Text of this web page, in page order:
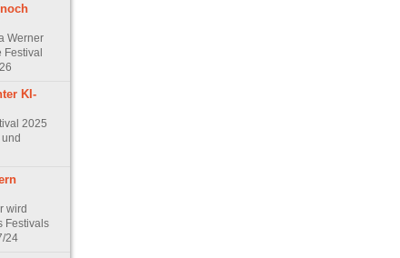
Werner
Festival
KI-
2025
wird
Festivals
24